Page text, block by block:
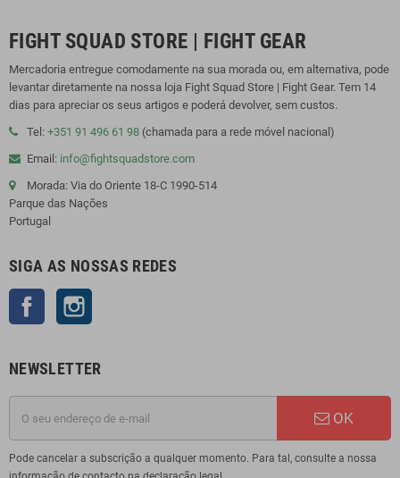
FIGHT SQUAD STORE | FIGHT GEAR
Mercadoria entregue comodamente na sua morada ou, em alternativa, pode
levantar diretamente na nossa loja Fight Squad Store | Fight Gear. Tem 14
dias para apreciar os seus artigos e poderá devolver, sem custos.
Tel: +351 91 496 61 98 (chamada para a rede móvel nacional)
Email: info@fightsquadstore.com
Morada: Via do Oriente 18-C 1990-514
Parque das Nações
Portugal
SIGA AS NOSSAS REDES
Facebook
NEWSLETTER
OK
Pode cancelar a subscrição a qualquer momento. Para tal, consulte a nossa